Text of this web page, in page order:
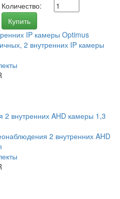
Количество:
Купить
2 внутренних IP камеры
2 внутренних AHD